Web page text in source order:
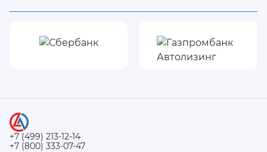
+7 (499) 213-12-14
+7 (800) 333-07-47